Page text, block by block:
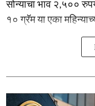
सोन्याचा भाव २,५००
१० ग्रॅम या एका